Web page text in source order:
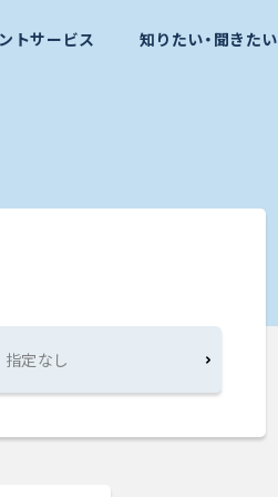
トサービス 知りたい・聞きたい